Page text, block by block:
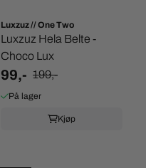
Luxzuz // One Two
Luxzuz Hela Belte -
Choco Lux
99,- 199,-
På lager
Kjøp